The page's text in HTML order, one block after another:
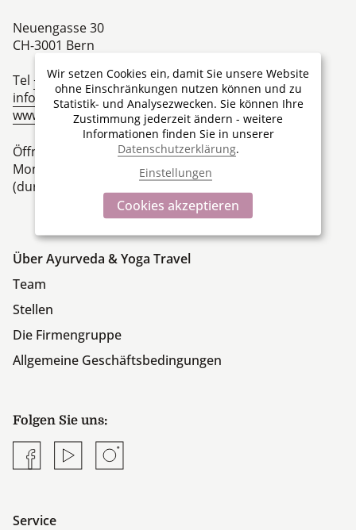
Neuengasse 30
CH-3001 Bern
Tel +41 31 313 00 00
info@ayurveda-yoga-travel.ch
www.ayurveda-yoga-travel.ch
Öffnungszeiten
Montag – Freitag 09.00 Uhr bis 18.00 Uhr
(durchgehend per Telefon oder E-Mail)
Über Ayurveda & Yoga Travel
Team
Stellen
Die Firmengruppe
Allgemeine Geschäftsbedingungen
Folgen Sie uns:
FacebookYouTubeInstagram
Service
Wir setzen Cookies ein, damit Sie unsere Website
ohne Einschränkungen nutzen können und zu
Statistik- und Analysezwecken. Sie können Ihre
Zustimmung jederzeit ändern - weitere
Informationen finden Sie in unserer
Datenschutzerklärung.
Einstellungen
Cookies akzeptieren